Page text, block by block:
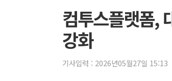
컴투스플랫폼,
강화
기사입력 : 2026년05월27일 15:13